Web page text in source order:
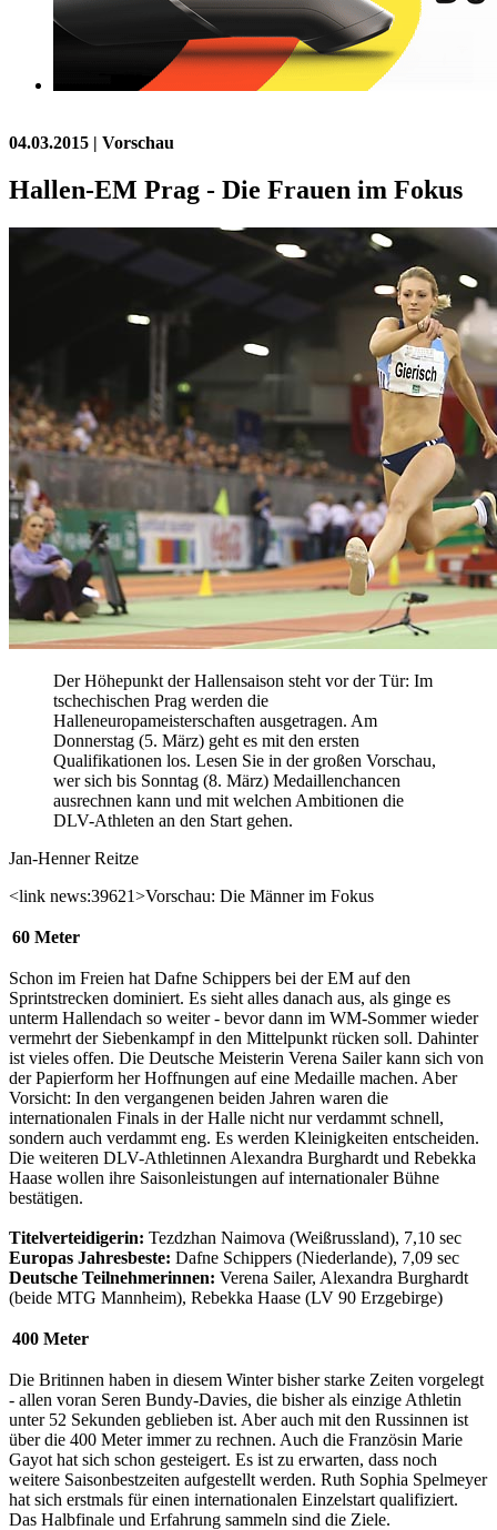
04.03.2015 | Vorschau
Hallen-EM Prag - Die Frauen im Fokus
Der Höhepunkt der Hallensaison steht vor der Tür: Im
tschechischen Prag werden die
Halleneuropameisterschaften ausgetragen. Am
Donnerstag (5. März) geht es mit den ersten
Qualifikationen los. Lesen Sie in der großen Vorschau,
wer sich bis Sonntag (8. März) Medaillenchancen
ausrechnen kann und mit welchen Ambitionen die
DLV-Athleten an den Start gehen.
Jan-Henner Reitze
<link news:39621>Vorschau: Die Männer im Fokus
60 Meter
Schon im Freien hat Dafne Schippers bei der EM auf den
Sprintstrecken dominiert. Es sieht alles danach aus, als ginge es
unterm Hallendach so weiter - bevor dann im WM-Sommer wieder
vermehrt der Siebenkampf in den Mittelpunkt rücken soll. Dahinter
ist vieles offen. Die Deutsche Meisterin Verena Sailer kann sich von
der Papierform her Hoffnungen auf eine Medaille machen. Aber
Vorsicht: In den vergangenen beiden Jahren waren die
internationalen Finals in der Halle nicht nur verdammt schnell,
sondern auch verdammt eng. Es werden Kleinigkeiten entscheiden.
Die weiteren DLV-Athletinnen Alexandra Burghardt und Rebekka
Haase wollen ihre Saisonleistungen auf internationaler Bühne
bestätigen.
Titelverteidigerin: Tezdzhan Naimova (Weißrussland), 7,10 sec
Europas Jahresbeste: Dafne Schippers (Niederlande), 7,09 sec
Deutsche Teilnehmerinnen: Verena Sailer, Alexandra Burghardt
(beide MTG Mannheim), Rebekka Haase (LV 90 Erzgebirge)
400 Meter
Die Britinnen haben in diesem Winter bisher starke Zeiten vorgelegt
- allen voran Seren Bundy-Davies, die bisher als einzige Athletin
unter 52 Sekunden geblieben ist. Aber auch mit den Russinnen ist
über die 400 Meter immer zu rechnen. Auch die Französin Marie
Gayot hat sich schon gesteigert. Es ist zu erwarten, dass noch
weitere Saisonbestzeiten aufgestellt werden. Ruth Sophia Spelmeyer
hat sich erstmals für einen internationalen Einzelstart qualifiziert.
Das Halbfinale und Erfahrung sammeln sind die Ziele.